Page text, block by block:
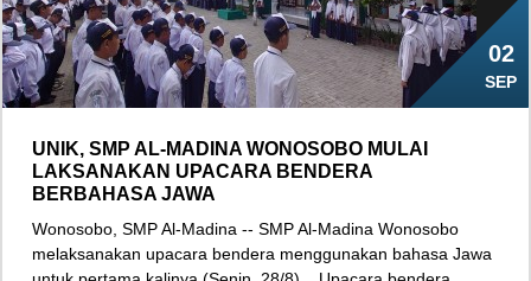
02
SEP
UNIK, SMP AL-MADINA WONOSOBO MULAI
LAKSANAKAN UPACARA BENDERA
BERBAHASA JAWA
Wonosobo, SMP Al-Madina -- SMP Al-Madina Wonosobo
melaksanakan upacara bendera menggunakan bahasa Jawa